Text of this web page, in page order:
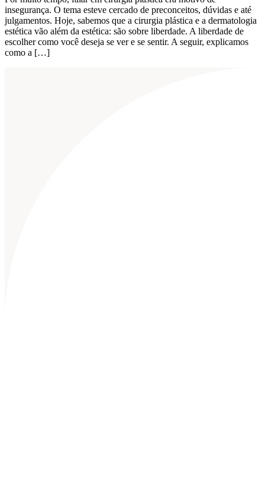
insegurança. O tema esteve cercado de preconceitos, dúvidas e até
julgamentos. Hoje, sabemos que a cirurgia plástica e a dermatologia
estética vão além da estética: são sobre liberdade. A liberdade de
escolher como você deseja se ver e se sentir. A seguir, explicamos
como a […]